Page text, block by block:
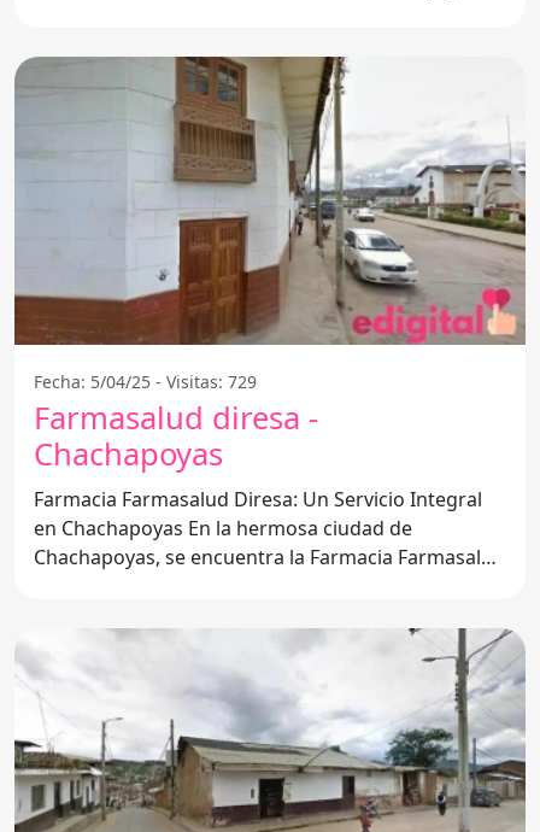
Fecha: 5/04/25 - Visitas: 729
Farmasalud diresa -
Chachapoyas
Farmacia Farmasalud Diresa: Un Servicio Integral
en Chachapoyas En la hermosa ciudad de
Chachapoyas, se encuentra la Farmacia Farmasalud